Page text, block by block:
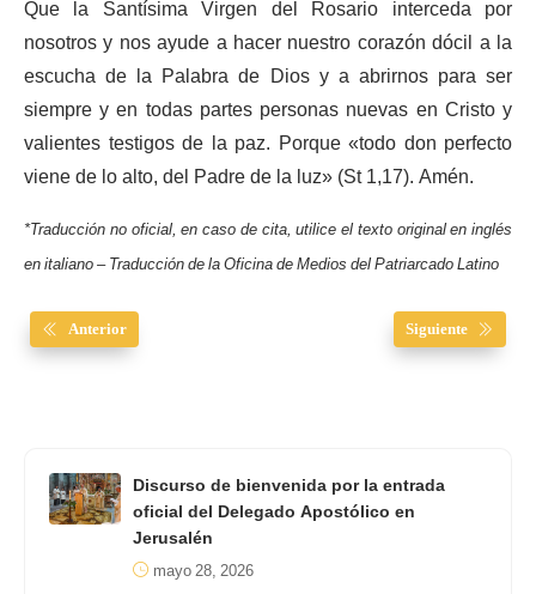
Que la Santísima Virgen del Rosario interceda por
nosotros y nos ayude a hacer nuestro corazón dócil a la
escucha de la Palabra de Dios y a abrirnos para ser
siempre y en todas partes personas nuevas en Cristo y
valientes testigos de la paz. Porque «todo don perfecto
viene de lo alto, del Padre de la luz» (St 1,17). Amén.
*Traducción no oficial, en caso de cita, utilice el texto original en inglés
en italiano – Traducción de la Oficina de Medios del Patriarcado Latino
Anterior Siguiente
Discurso de bienvenida por la entrada
oficial del Delegado Apostólico en
Jerusalén
mayo 28, 2026